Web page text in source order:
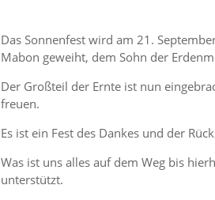
Das Sonnen­fest wird am 21.
Mabon geweiht, dem Sohn der
Der Großteil der Ernte ist nun
freuen.
Es ist ein Fest des Dankes und der
Was ist uns alles auf dem Weg bis
unterstützt.